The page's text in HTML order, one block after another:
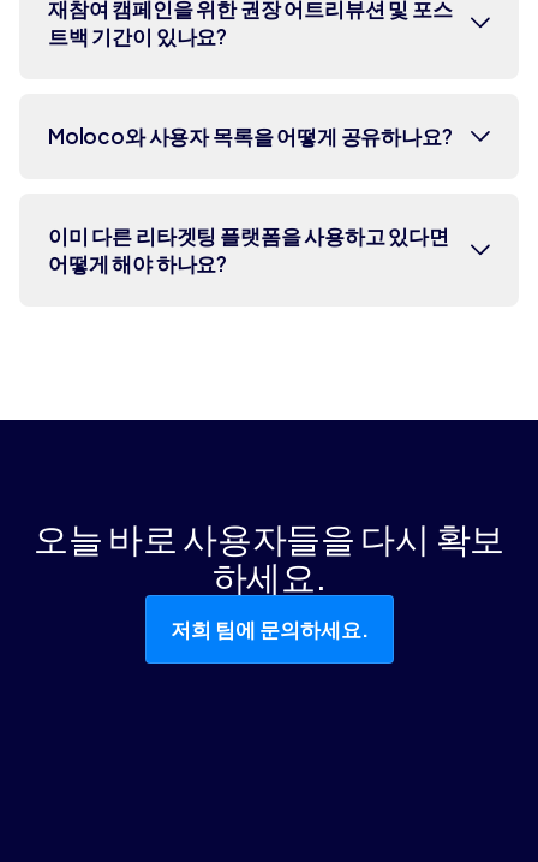
목표에 따라 달라집니다. 더 자세한 정보
재참여 캠페인을 위한 권장 어트리뷰션 및 포스
트백 기간이 있나요?
가능한 한 가장 긴 기간을 권장합니다.
화할 수 있는 더 많은 데이터를 제공합니
다.
Moloco와 사용자 목록을 어떻게 공유하나요?
비활성 사용자의 사용자 식별자(IDFA 또
는 GAID)를 MMP, 직접 업로드 또는 고
이미 다른 리타겟팅 플랫폼을 사용하고 있다면
어떻게 해야 하나요?
Ads는 280만 개 이상의 앱에서 20억 명 이
여시킬 수 있습니다.
오늘 바로 사용자들을 다시 확보
하세요.
저희 팀에 문의하세요.